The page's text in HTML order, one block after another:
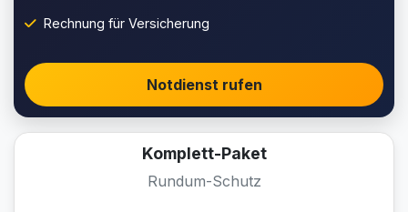
Rechnung für Versicherung
Notdienst rufen
Komplett-Paket
Rundum-Schutz